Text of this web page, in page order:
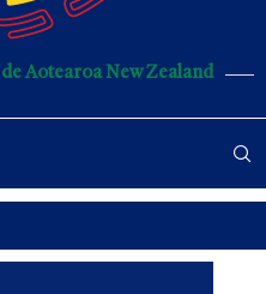
Aotearoa New Zealand